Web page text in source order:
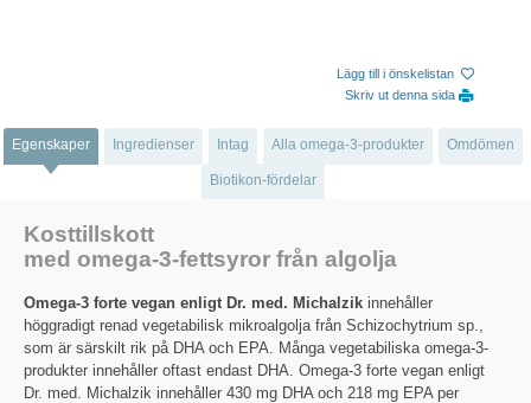
Lägg till i önskelistan
Skriv ut denna sida
Egenskaper Ingredienser Intag Alla omega-3-produkter Omdömen
Biotikon-fördelar
Kosttillskott
med omega-3-fettsyror från algolja
Omega-3 forte vegan enligt Dr. med. Michalzik innehåller
höggradigt renad vegetabilisk mikroalgolja från Schizochytrium sp.,
som är särskilt rik på DHA och EPA. Många vegetabiliska omega-3-
produkter innehåller oftast endast DHA. Omega-3 forte vegan enligt
Dr. med. Michalzik innehåller 430 mg DHA och 218 mg EPA per